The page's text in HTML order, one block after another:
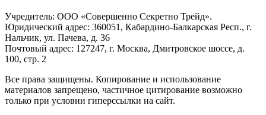
Учредитель: ООО «Совершенно Секретно Трейд».
Юридический адрес: 360051, Кабардино-Балкарская Респ., г.
Нальчик, ул. Пачева, д. 36
Почтовый адрес: 127247, г. Москва, Дмитровское шоссе, д.
100, стр. 2
Все права защищены. Копирование и использование
материалов запрещено, частичное цитирование возможно
только при условии гиперссылки на сайт.